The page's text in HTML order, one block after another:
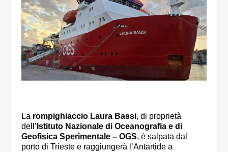
La rompighiaccio Laura Bassi, di proprietà
dell’ Istituto Nazionale di Oceanografia e di
Geofisica Sperimentale – OGS, è salpata dal
porto di Trieste e raggiungerà l’Antartide a